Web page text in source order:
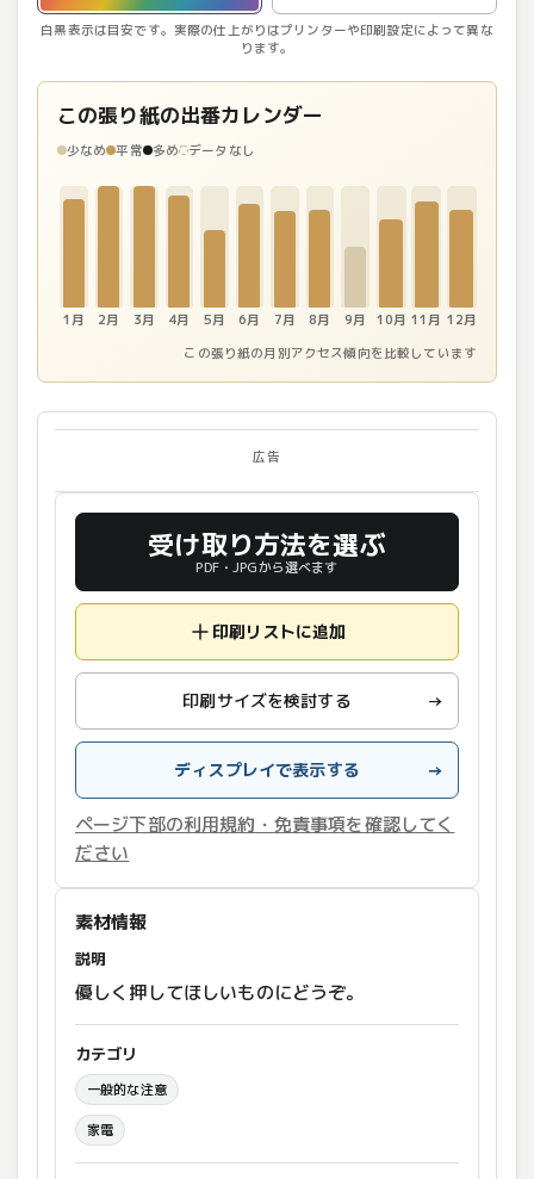
白黒表示は目安です。実際の仕上がりはプリンターや印刷設定によって異な
ります。
この張り紙の出番カレンダー
少なめ 平常 多め データなし
1月 2月 3月 4月 5月 6月 7月 8月 9月 10月 11月 12月
この張り紙の月別アクセス傾向を比較しています
広告
受け取り方法を選ぶ
PDF・JPGから選べます
印刷リストに追加
印刷サイズを検討する →
ディスプレイで表示する →
ページ下部の利用規約・免責事項を確認してく
ださい
素材情報
説明
優しく押してほしいものにどうぞ。
カテゴリ
一般的な注意
家電